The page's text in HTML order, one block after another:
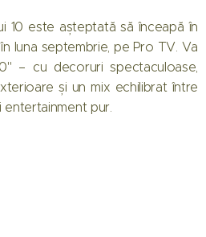
10 este așteptată să înceapă în
luna septembrie, pe Pro TV. Va
– cu decoruri spectaculoase,
și un mix echilibrat între
entertainment pur.